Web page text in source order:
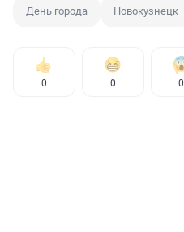
День города Новокузнецк
0 0 0